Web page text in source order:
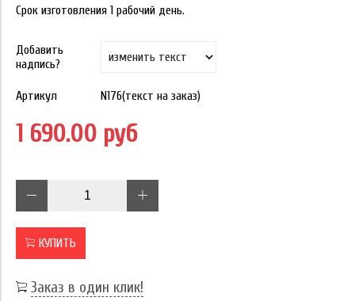
Срок изготовления 1 рабочий день.
Добавить
надпись?
Артикул N176(текст на заказ)
1 690.00 руб
КУПИТЬ
Заказ в один клик!